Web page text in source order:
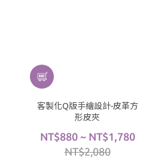
客製化Q版手繪設計-皮革方
形皮夾
NT$880 ~ NT$1,780
NT$2,080